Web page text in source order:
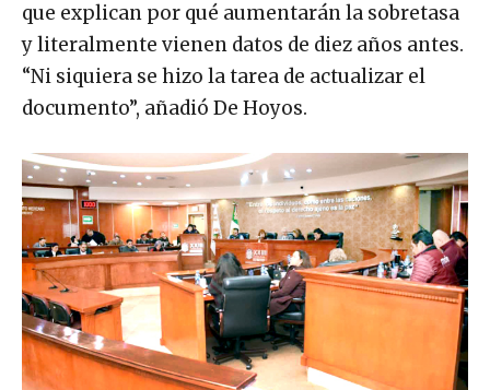
que explican por qué aumentarán la sobretasa
y literalmente vienen datos de diez años antes.
“Ni siquiera se hizo la tarea de actualizar el
documento”, añadió De Hoyos.